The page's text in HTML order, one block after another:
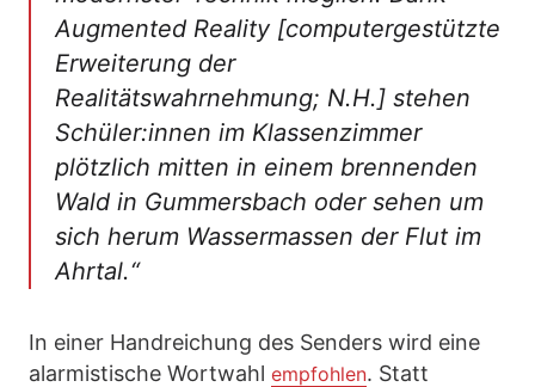
Augmented Reality [computergestützte
Erweiterung der
Realitätswahrnehmung; N.H.] stehen
Schüler:innen im Klassenzimmer
plötzlich mitten in einem brennenden
Wald in Gummersbach oder sehen um
sich herum Wassermassen der Flut im
Ahrtal.“
In einer Handreichung des Senders wird eine
alarmistische Wortwahl empfohlen. Statt